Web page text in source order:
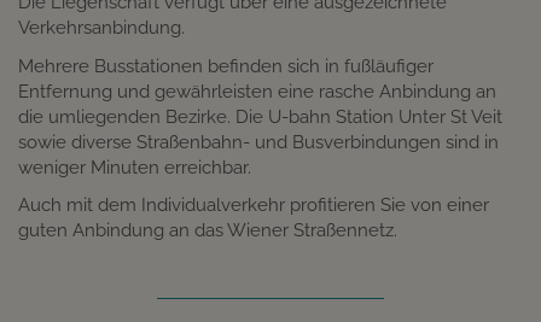
Verkehrsanbindung.
Mehrere Busstationen befinden sich in fußläufiger
Entfernung und gewährleisten eine rasche Anbindung an
die umliegenden Bezirke. Die U-bahn Station Unter St Veit
sowie diverse Straßenbahn- und Busverbindungen sind in
weniger Minuten erreichbar.
Auch mit dem Individualverkehr profitieren Sie von einer
guten Anbindung an das Wiener Straßennetz.